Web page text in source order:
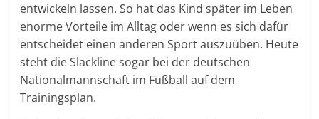
entwickeln lassen. So hat das Kind später im Leben
enorme Vorteile im Alltag oder wenn es sich dafür
entscheidet einen anderen Sport auszuüben. Heute
steht die Slackline sogar bei der deutschen
Nationalmannschaft im Fußball auf dem
Trainingsplan.